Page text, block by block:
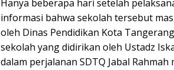
Hanya beberapa hari setelah
informasi bahwa sekolah tersebut
oleh Dinas Pendidikan Kota
sekolah yang didirikan oleh Ustadz
dalam perjalanan SDTQ Jabal